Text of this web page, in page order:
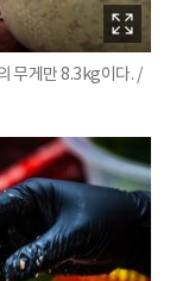
무게만 8.3kg이다. /